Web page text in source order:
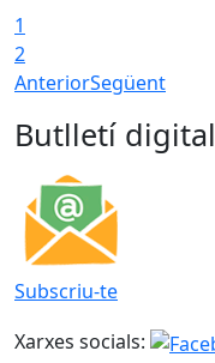
1
2
AnteriorSegüent
Butlletí digital
Subscriu-te
Xarxes socials: